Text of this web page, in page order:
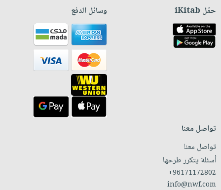
حمّل iKitab وسائل الدفع
تواصل معنا
تواصل معنا
أسئلة يتكرر طرحها
+96171172802
info@nwf.com